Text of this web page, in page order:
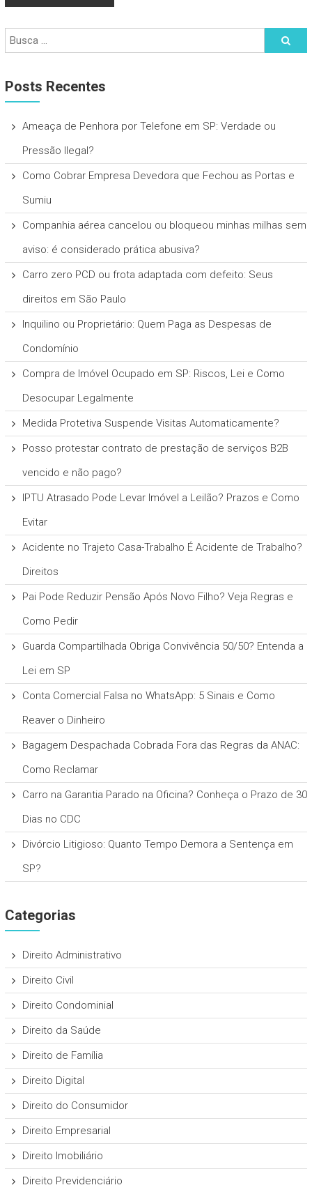
Posts Recentes
Ameaça de Penhora por Telefone em SP: Verdade ou
Pressão Ilegal?
Como Cobrar Empresa Devedora que Fechou as Portas e
Sumiu
Companhia aérea cancelou ou bloqueou minhas milhas sem
aviso: é considerado prática abusiva?
Carro zero PCD ou frota adaptada com defeito: Seus
direitos em São Paulo
Inquilino ou Proprietário: Quem Paga as Despesas de
Condomínio
Compra de Imóvel Ocupado em SP: Riscos, Lei e Como
Desocupar Legalmente
Medida Protetiva Suspende Visitas Automaticamente?
Posso protestar contrato de prestação de serviços B2B
vencido e não pago?
IPTU Atrasado Pode Levar Imóvel a Leilão? Prazos e Como
Evitar
Acidente no Trajeto Casa-Trabalho É Acidente de Trabalho?
Direitos
Pai Pode Reduzir Pensão Após Novo Filho? Veja Regras e
Como Pedir
Guarda Compartilhada Obriga Convivência 50/50? Entenda a
Lei em SP
Conta Comercial Falsa no WhatsApp: 5 Sinais e Como
Reaver o Dinheiro
Bagagem Despachada Cobrada Fora das Regras da ANAC:
Como Reclamar
Carro na Garantia Parado na Oficina? Conheça o Prazo de 30
Dias no CDC
Divórcio Litigioso: Quanto Tempo Demora a Sentença em
SP?
Categorias
Direito Administrativo
Direito Civil
Direito Condominial
Direito da Saúde
Direito de Família
Direito Digital
Direito do Consumidor
Direito Empresarial
Direito Imobiliário
Direito Previdenciário